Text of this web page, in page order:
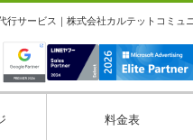
行サービス｜株式会社カルテットコミ
料金表